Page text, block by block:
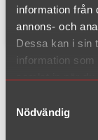
information från
annons- och
Dessa kan i sin
information
samlat in när
Nödvändig
Fynd/Outlet
/ 4 ½"